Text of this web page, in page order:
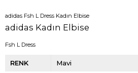
adidas Fsh L Dress Kadın Elbise
adidas Kadın Elbise
Fsh L Dress
RENK Mavi